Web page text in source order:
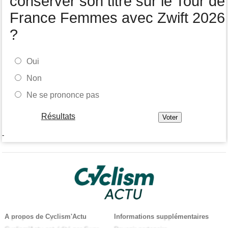
France Femmes avec Zwift 2026
?
Oui
Non
Ne se prononce pas
Résultats
-
A propos de Cyclism'Actu
Informations supplémentaires